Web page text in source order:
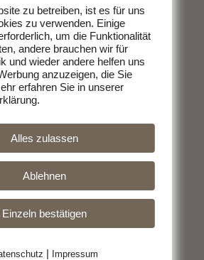
Sie sich für hochwertige Produkte
über die aktuellen Schlacht-
zu betreiben, ist es für uns
zu verwenden. Einige
um die Funktionalität
andere brauchen wir für
und wieder andere helfen uns
anzuzeigen, die Sie
erfahren Sie in unserer
Alles zulassen
Ablehnen
Einzeln bestätigen
| Impressum